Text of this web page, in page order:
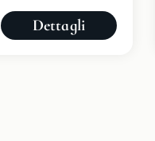
Dettagli